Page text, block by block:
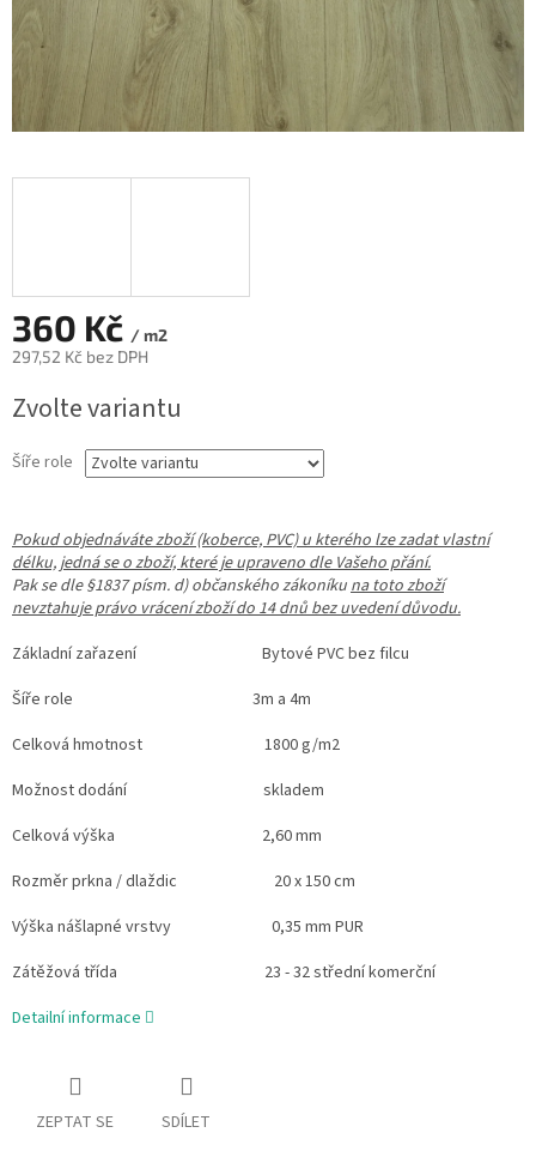
360 Kč / m2
297,52 Kč bez DPH
cena:
Zvolte variantu
Šíře role
Pokud objednáváte zboží (koberce, PVC) u kterého lze zadat vlastní
délku, jedná se o zboží, které je upraveno dle Vašeho přání.
Pak se dle §1837 písm. d) občanského zákoníku na toto zboží
nevztahuje právo vrácení zboží do 14 dnů bez uvedení důvodu.
Základní zařazení Bytové PVC bez filcu
Šíře role 3m a 4m
Celková hmotnost 1800 g/m2
Možnost dodání skladem
Celková výška 2,60 mm
Rozměr prkna / dlaždic 20 x 150 cm
Výška nášlapné vrstvy 0,35 mm PUR
Zátěžová třída 23 - 32 střední komerční
Detailní informace
ZEPTAT SE SDÍLET